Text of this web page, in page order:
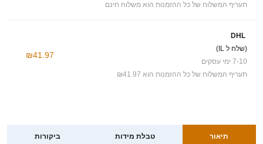
תעריף המשלוח של כל ההזמנות הוא משלוח חינם
DHL
(שלח ל IL)
7-10 ימי עסקים
תעריף המשלוח של כל ההזמנות הוא ₪41.97
₪41.97
תיאור טבלת מידות ביקורות